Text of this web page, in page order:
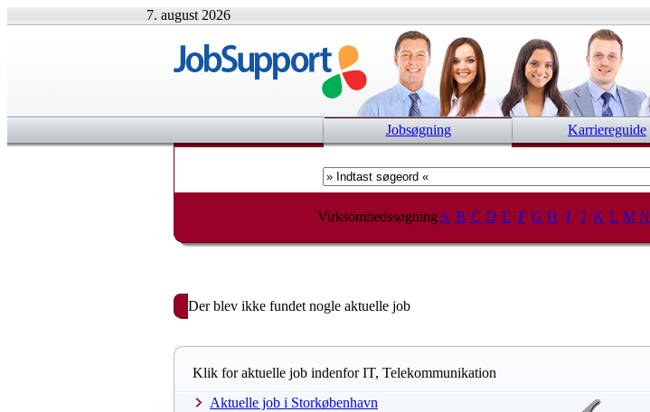
7. august 2026
Jobsøgning Karriereguide
Virksomhedssøgning A B C D E F G H I J K L M N
Der blev ikke fundet nogle aktuelle job
Klik for aktuelle job indenfor IT, Telekommunikation
Aktuelle job i Storkøbenhavn